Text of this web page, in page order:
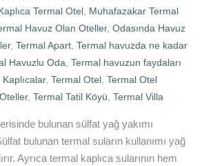
Termal Otel, Muhafazakar Termal
Havuz Olan Oteller, Odasında Havuz
, Termal Apart, Termal havuzda ne kadar
Havuzlu Oda Termal havuzun faydaları
, Termal Otel, Termal Otel
, Termal Tatil Köyü Termal Villa
bulunan sülfat yağ yakımı
bulunan termal suların kullanımı yağ
Ayrıca termal kaplıca sularının hem